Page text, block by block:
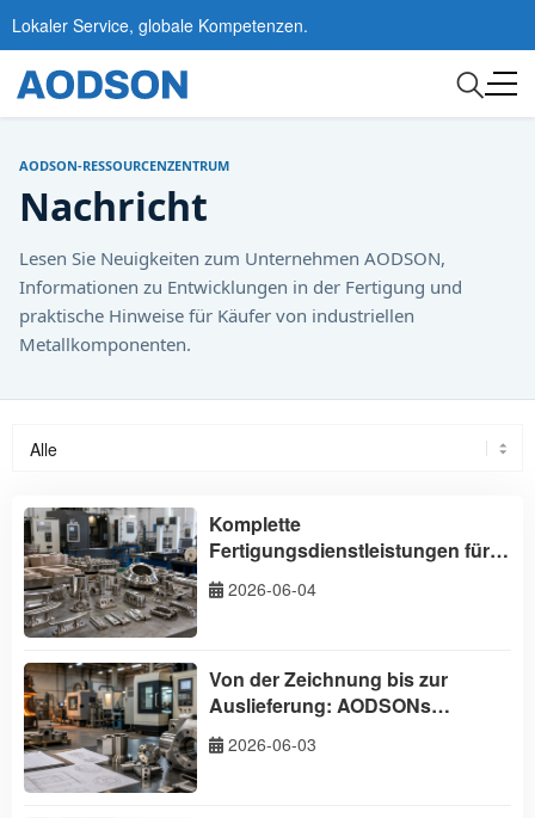
Lokaler Service, globale Kompetenzen.
AODSON-RESSOURCENZENTRUM
Nachricht
Lesen Sie Neuigkeiten zum Unternehmen AODSON,
Informationen zu Entwicklungen in der Fertigung und
praktische Hinweise für Käufer von industriellen
Metallkomponenten.
Komplette
Fertigungsdienstleistungen für
Schiffsausrüstung aus China
2026-06-04
Von der Zeichnung bis zur
Auslieferung: AODSONs
Komplettservice für Gießerei und
Bearbeitung
2026-06-03